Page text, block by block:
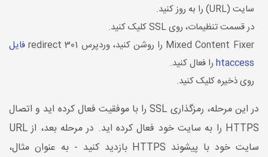
سایت (URL) را به روز کنید.
در قسمت تنظیمات، روی SSL کلیک کنید.
Mixed Content Fixer را روشن کنید، وردپرس 301 redirect
فایل
htaccess را فعال کنید.
روی ذخیره کلیک کنید.
در این مرحله، رمزگذاری SSL را با موفقیت فعال کرده اید و اتصال
HTTPS را به سایت خود فعال کرده اید. در مرحله بعد، از URL
سایت خود با پیشوند HTTPS بازدید کنید - به عنوان مثال،